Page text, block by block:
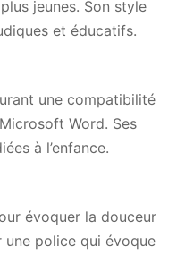
jeunes. Son style
et éducatifs.
une compatibilité
Word. Ses
à l’enfance.
évoquer la douceur
une police qui évoque